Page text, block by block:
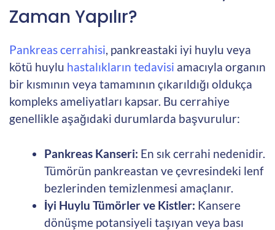
Zaman Yapılır?
Pankreas cerrahisi, pankreastaki iyi huylu veya
kötü huylu hastalıkların tedavisi amacıyla organın
bir kısmının veya tamamının çıkarıldığı oldukça
kompleks ameliyatları kapsar. Bu cerrahiye
genellikle aşağıdaki durumlarda başvurulur:
Pankreas Kanseri: En sık cerrahi nedenidir.
Tümörün pankreastan ve çevresindeki lenf
bezlerinden temizlenmesi amaçlanır.
İyi Huylu Tümörler ve Kistler: Kansere
dönüşme potansiyeli taşıyan veya bası